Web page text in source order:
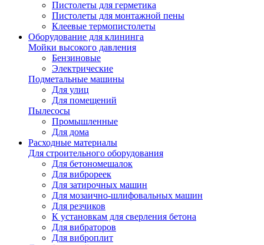
Пистолеты для герметика
Пистолеты для монтажной пены
Клеевые термопистолеты
Оборудование для клининга
Мойки высокого давления
Бензиновые
Электрические
Подметальные машины
Для улиц
Для помещений
Пылесосы
Промышленные
Для дома
Расходные материалы
Для строительного оборудования
Для бетономешалок
Для виброреек
Для затирочных машин
Для мозаично-шлифовальных машин
Для резчиков
К установкам для сверления бетона
Для вибраторов
Для виброплит